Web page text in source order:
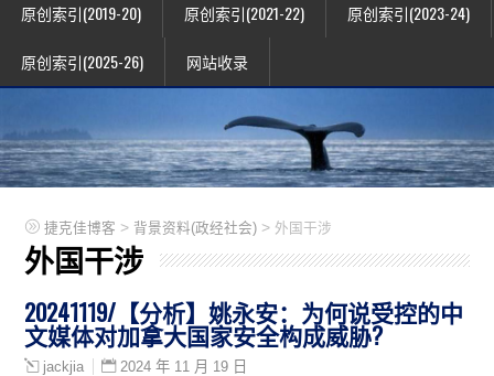
原创索引(2019-20) 原创索引(2021-22) 原创索引(2023-24)
原创索引(2025-26) 网站收录
捷克佳博客 > 背景资料(政经社会) > 外国干涉
外国干涉
20241119/【分析】姚永安：为何说受控的中
文媒体对加拿大国家安全构成威胁?
jackjia 2024 年 11 月 19 日